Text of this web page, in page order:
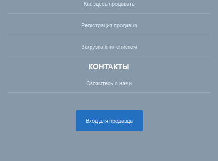
Как здесь продавать
Регистрация продавца
Загрузка книг списком
КОНТАКТЫ
Свяжитесь с нами
Вход для продавца